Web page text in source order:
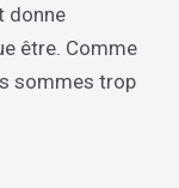
donne
être. Comme
sommes trop